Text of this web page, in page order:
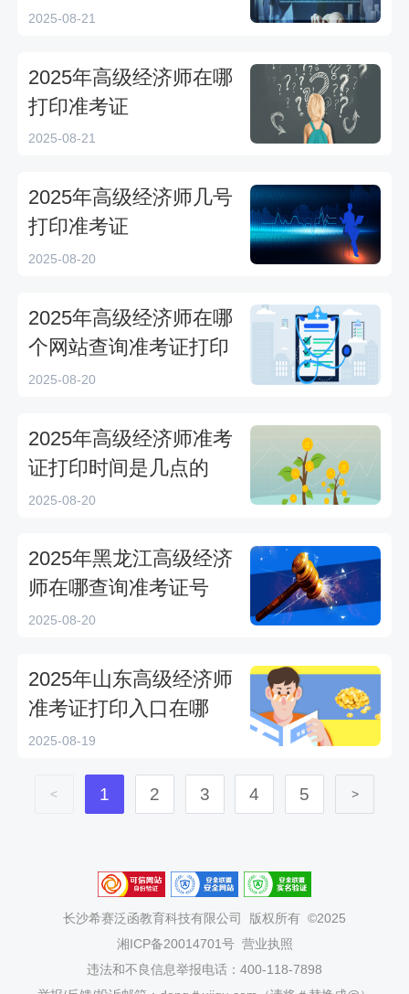
2025-08-21
2025年高级经济师在哪
打印准考证
2025-08-21
2025年高级经济师几号
打印准考证
2025-08-20
2025年高级经济师在哪
个网站查询准考证打印
2025-08-20
2025年高级经济师准考
证打印时间是几点的
2025-08-20
2025年黑龙江高级经济
师在哪查询准考证号
2025-08-20
2025年山东高级经济师
准考证打印入口在哪
2025-08-19
< 1 2 3 4 5 >
长沙希赛泛函教育科技有限公司
版权所有 ©2025
湘ICP备20014701号 营业执照
违法和不良信息举报电话：400-118-7898